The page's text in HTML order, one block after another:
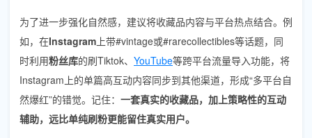
为了进一步强化自然感，建议将收藏品内容与平台热点结合。例
如，在Instagram 上带#vintage或#rarecollectibles等话题，同
时利用粉丝库的刷Tiktok、 YouTube等跨平台流量导入功能，将
Instagram上的单篇高互动内容同步到其他渠道，形成“多平台自
然爆红”的错觉。记住： 一套真实的收藏品，加上策略性的互动
辅助，远比单纯刷粉更能留住真实用户。